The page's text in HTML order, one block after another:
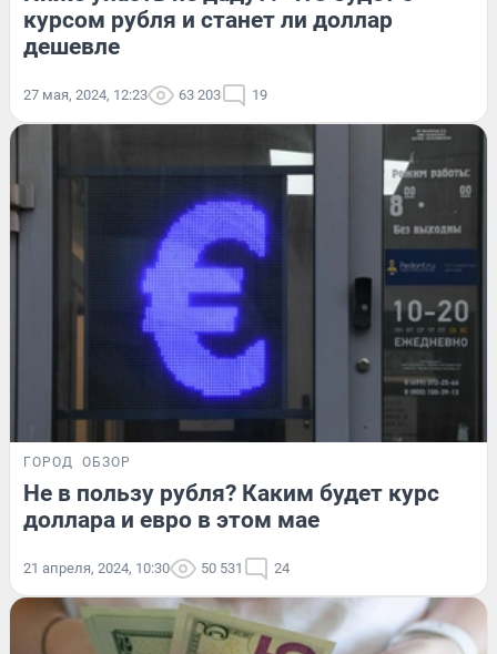
курсом рубля и станет ли доллар
дешевле
27 мая, 2024, 12:23 63 203 19
ГОРОД ОБЗОР
Не в пользу рубля? Каким будет курс
доллара и евро в этом мае
21 апреля, 2024, 10:30 50 531 24